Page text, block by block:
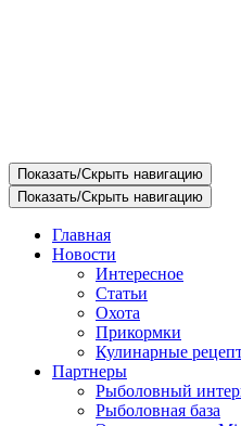
Показать/Скрыть навигацию
Показать/Скрыть навигацию
Главная
Новости
Интересное
Статьи
Охота
Прикормки
Кулинарные
Партнеры
Рыболовный
Рыболовная база